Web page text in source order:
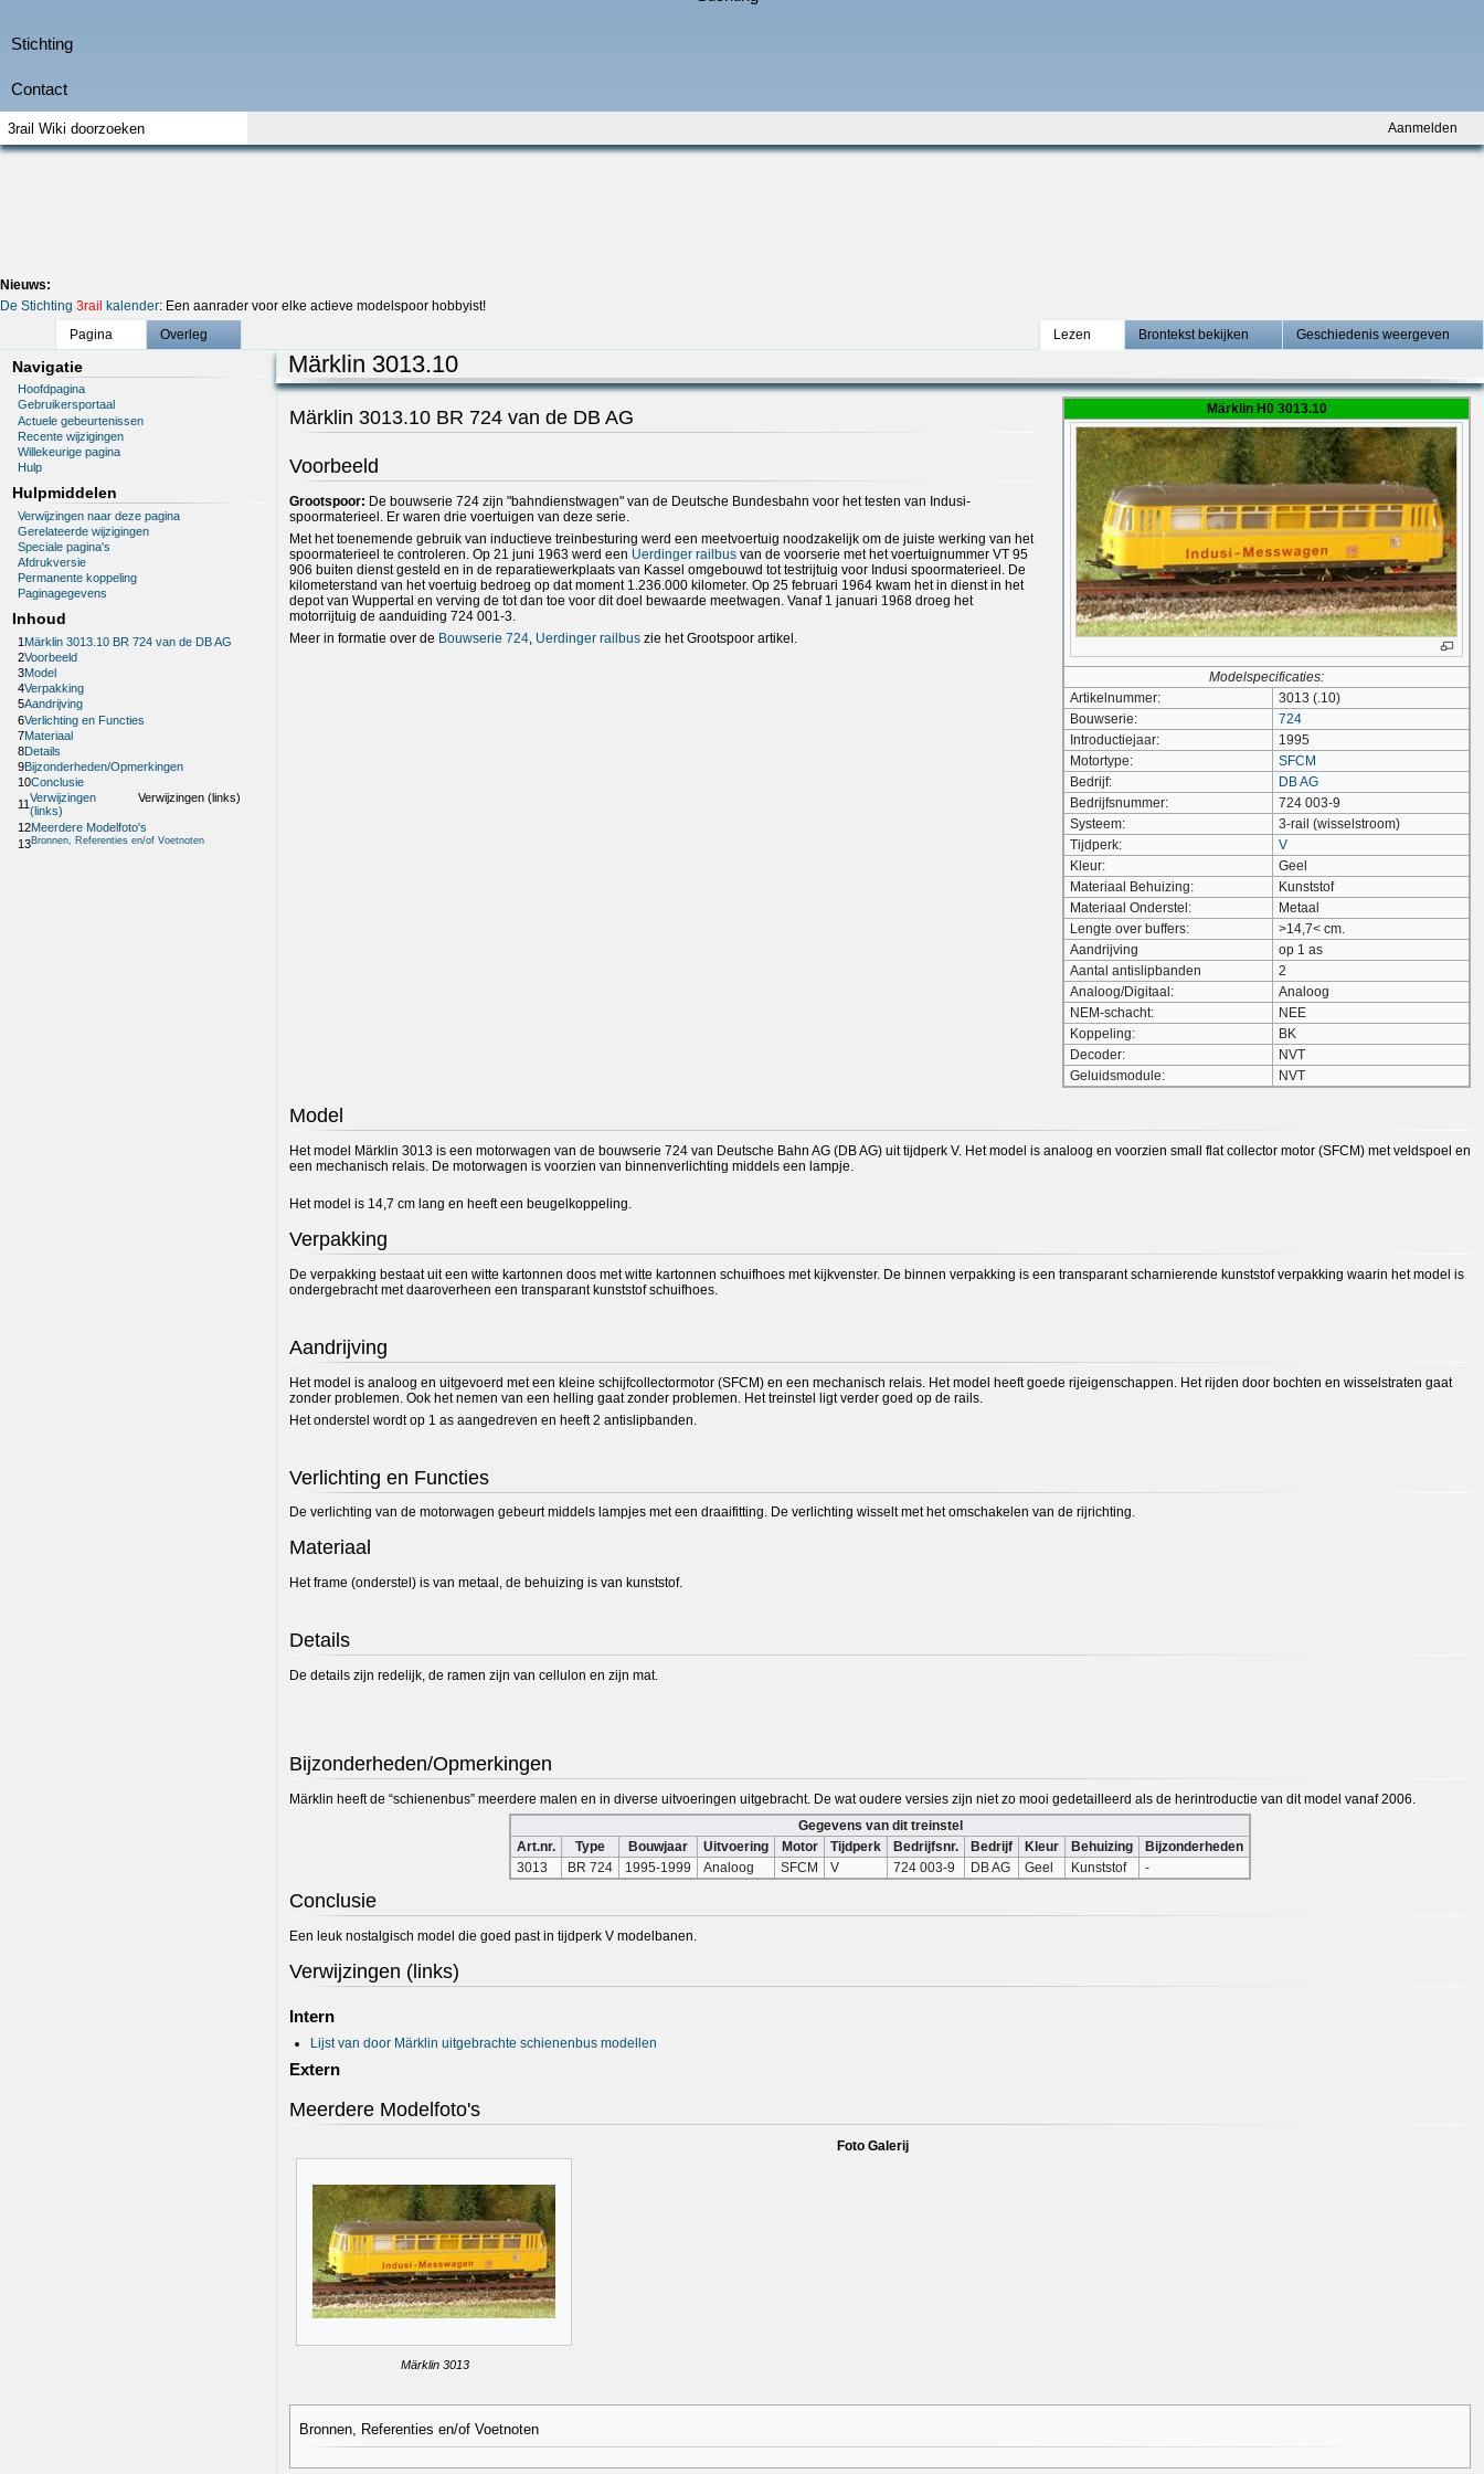
Aanmelden
Nieuws:
De Stichting 3rail kalender: Een aanrader voor elke actieve modelspoor hobbyist!
Pagina
Overleg Lezen Brontekst bekijken Geschiedenis weergeven
Navigatie
Hoofdpagina
Gebruikersportaal
Actuele gebeurtenissen
Recente wijzigingen
Willekeurige pagina
Hulp
Hulpmiddelen
Verwijzingen naar deze pagina
Gerelateerde wijzigingen
Speciale pagina's
Afdrukversie
Permanente koppeling
Paginagegevens
Inhoud
1 Märklin 3013.10 BR 724 van de DB AG
2Voorbeeld
3Model
4Verpakking
5Aandrijving
6Verlichting en Functies
7Materiaal
8Details
9Bijzonderheden/Opmerkingen
10Conclusie
11Verwijzingen
(links)
Verwijzingen (links)
12Meerdere Modelfoto's
13Bronnen, Referenties en/of Voetnoten
Märklin 3013.10
Märklin H0 3013.10
Modelspecificaties:
Artikelnummer:
3013 (.10)
Bouwserie:
724
Introductiejaar:
1995
Motortype:
SFCM
Bedrijf:
DB AG
Bedrijfsnummer:
724 003-9
Systeem:
3-rail (wisselstroom)
Tijdperk:
V
Kleur:
Geel
Materiaal Behuizing:
Kunststof
Materiaal Onderstel:
Metaal
Lengte over buffers:
>14,7< cm.
Aandrijving
op 1 as
Aantal antislipbanden
2
Analoog/Digitaal:
Analoog
NEM-schacht:
NEE
Koppeling:
BK
Decoder:
NVT
Geluidsmodule:
NVT
Märklin 3013.10 BR 724 van de DB AG
Voorbeeld
Grootspoor: De bouwserie 724 zijn "bahndienstwagen" van de Deutsche Bundesbahn voor het testen van Indusi-
spoormaterieel. Er waren drie voertuigen van deze serie.
Met het toenemende gebruik van inductieve treinbesturing werd een meetvoertuig noodzakelijk om de juiste werking van het
spoormaterieel te controleren. Op 21 juni 1963 werd een Uerdinger railbus van de voorserie met het voertuignummer VT 95
906 buiten dienst gesteld en in de reparatiewerkplaats van Kassel omgebouwd tot testrijtuig voor Indusi spoormaterieel. De
kilometerstand van het voertuig bedroeg op dat moment 1.236.000 kilometer. Op 25 februari 1964 kwam het in dienst in het
depot van Wuppertal en verving de tot dan toe voor dit doel bewaarde meetwagen. Vanaf 1 januari 1968 droeg het
motorrijtuig de aanduiding 724 001-3.
Meer in formatie over de Bouwserie 724 Uerdinger railbus zie het Grootspoor artikel.
Model
Het model Märklin 3013 is een motorwagen van de bouwserie 724 van Deutsche Bahn AG (DB AG) uit tijdperk V. Het model is analoog en voorzien small flat collector motor (SFCM) met veldspoel en
een mechanisch relais. De motorwagen is voorzien van binnenverlichting middels een lampje.
Het model is 14,7 cm lang en heeft een beugelkoppeling.
Verpakking
De verpakking bestaat uit een witte kartonnen doos met witte kartonnen schuifhoes met kijkvenster. De binnen verpakking is een transparant scharnierende kunststof verpakking waarin het model is
ondergebracht met daaroverheen een transparant kunststof schuifhoes.
Aandrijving
Het model is analoog en uitgevoerd met een kleine schijfcollectormotor (SFCM) en een mechanisch relais. Het model heeft goede rijeigenschappen. Het rijden door bochten en wisselstraten gaat
zonder problemen. Ook het nemen van een helling gaat zonder problemen. Het treinstel ligt verder goed op de rails.
Het onderstel wordt op 1 as aangedreven en heeft 2 antislipbanden.
Verlichting en Functies
De verlichting van de motorwagen gebeurt middels lampjes met een draaifitting. De verlichting wisselt met het omschakelen van de rijrichting.
Materiaal
Het frame (onderstel) is van metaal, de behuizing is van kunststof.
Details
De details zijn redelijk, de ramen zijn van cellulon en zijn mat.
Bijzonderheden/Opmerkingen
Märklin heeft de “schienenbus” meerdere malen en in diverse uitvoeringen uitgebracht. De wat oudere versies zijn niet zo mooi gedetailleerd als de herintroductie van dit model vanaf 2006.
Gegevens van dit treinstel
Art.nr.
Type Bouwjaar Uitvoering Motor Tijdperk Bedrijfsnr. Bedrijf Kleur Behuizing
Bijzonderheden
3013
BR 724 1995-1999 Analoog SFCM V 724 003-9 DB AG Geel Kunststof -
Conclusie
Een leuk nostalgisch model die goed past in tijdperk V modelbanen.
Verwijzingen (links)
Intern
Lijst van door Märklin uitgebrachte schienenbus modellen
Extern
Meerdere Modelfoto's
Foto Galerij
Märklin 3013
Bronnen, Referenties en/of Voetnoten